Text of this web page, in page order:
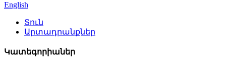
English
Տուն
Արտադրանքներ
Կատեգորիաներ